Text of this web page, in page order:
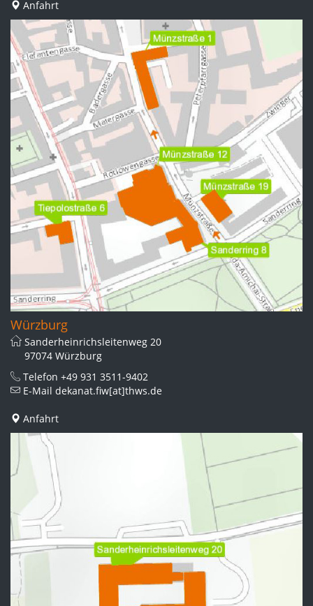
Anfahrt
Würzburg
Sanderheinrichsleitenweg 20
97074 Würzburg
Telefon +49 931 3511-9402
E-Mail dekanat.fiw[at]thws.de
Anfahrt